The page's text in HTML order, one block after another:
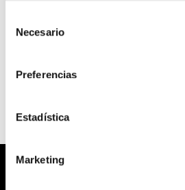
Necesario
Preferencias
Estadística
Marketing
Ertzaina y el agente de la
heridos, manifestándoles